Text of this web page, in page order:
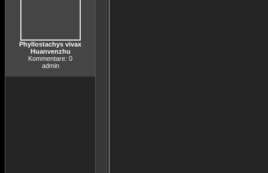
Phyllostachys vivax
Huanvenzhu
Kommentare: 0
admin